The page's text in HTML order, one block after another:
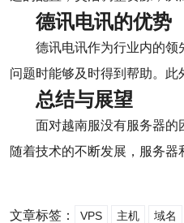
德讯电讯的优势
德讯电讯作为行业内的领
问题时能够及时得到帮助。此
总结与展望
面对越南服没有服务器的
随着技术的不断发展，服务器
文章标签： VPS 主机 域名